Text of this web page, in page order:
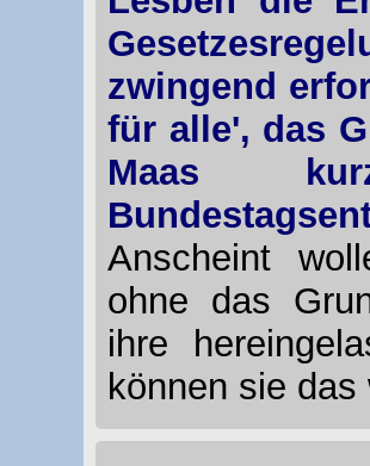
zwingend
für alle', das
Maas
Anscheint
ohne das
ihre
können sie